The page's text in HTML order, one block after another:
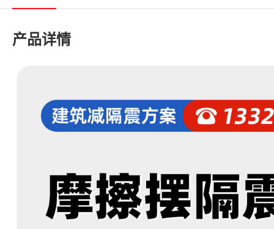
产品详情